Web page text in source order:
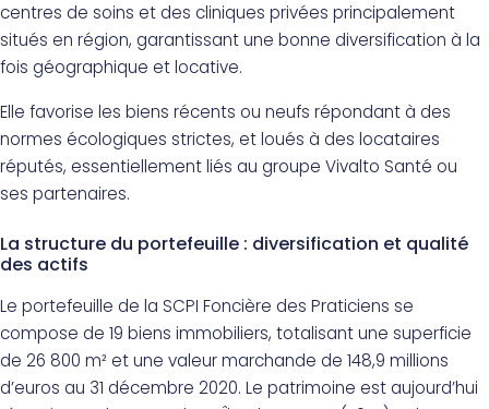
centres de soins et des cliniques privées principalement
situés en région, garantissant une bonne diversification à la
fois géographique et locative.
Elle favorise les biens récents ou neufs répondant à des
normes écologiques strictes, et loués à des locataires
réputés, essentiellement liés au groupe Vivalto Santé ou
ses partenaires.
La structure du portefeuille : diversification et qualité
des actifs
Le portefeuille de la SCPI Foncière des Praticiens se
compose de 19 biens immobiliers, totalisant une superficie
de 26 800 m² et une valeur marchande de 148,9 millions
d’euros au 31 décembre 2020. Le patrimoine est aujourd’hui